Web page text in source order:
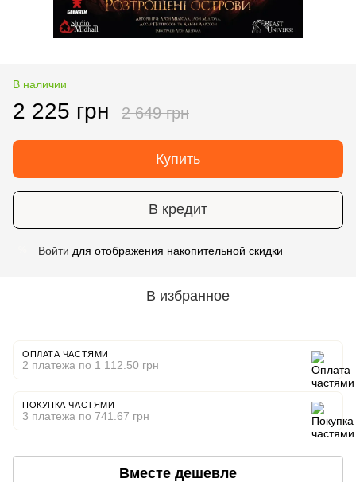
В наличии
2 225 грн 2 649 грн
Купить
В кредит
Войти для отображения накопительной скидки
В избранное
ОПЛАТА ЧАСТЯМИ
2 платежа по 1 112.50 грн
ПОКУПКА ЧАСТЯМИ
3 платежа по 741.67 грн
Вместе дешевле